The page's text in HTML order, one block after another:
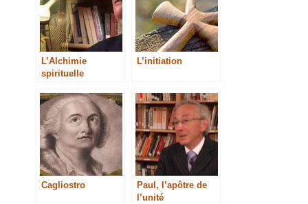
L’Alchimie
spirituelle
L’initiation
Cagliostro
Paul, l’apôtre de
l’unité